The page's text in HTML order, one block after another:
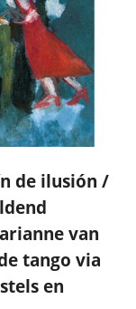
de ilusión /
van
tango via
en